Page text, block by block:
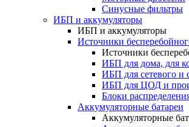
Синусные фильтры
ИБП и аккумуляторы
ИБП и аккумуляторы
Источники
Источники
ИБП для дома, для
ИБП для сетевого и
ИБП для ЦОД и
Блоки
Аккумуляторные батареи
Аккумуляторные